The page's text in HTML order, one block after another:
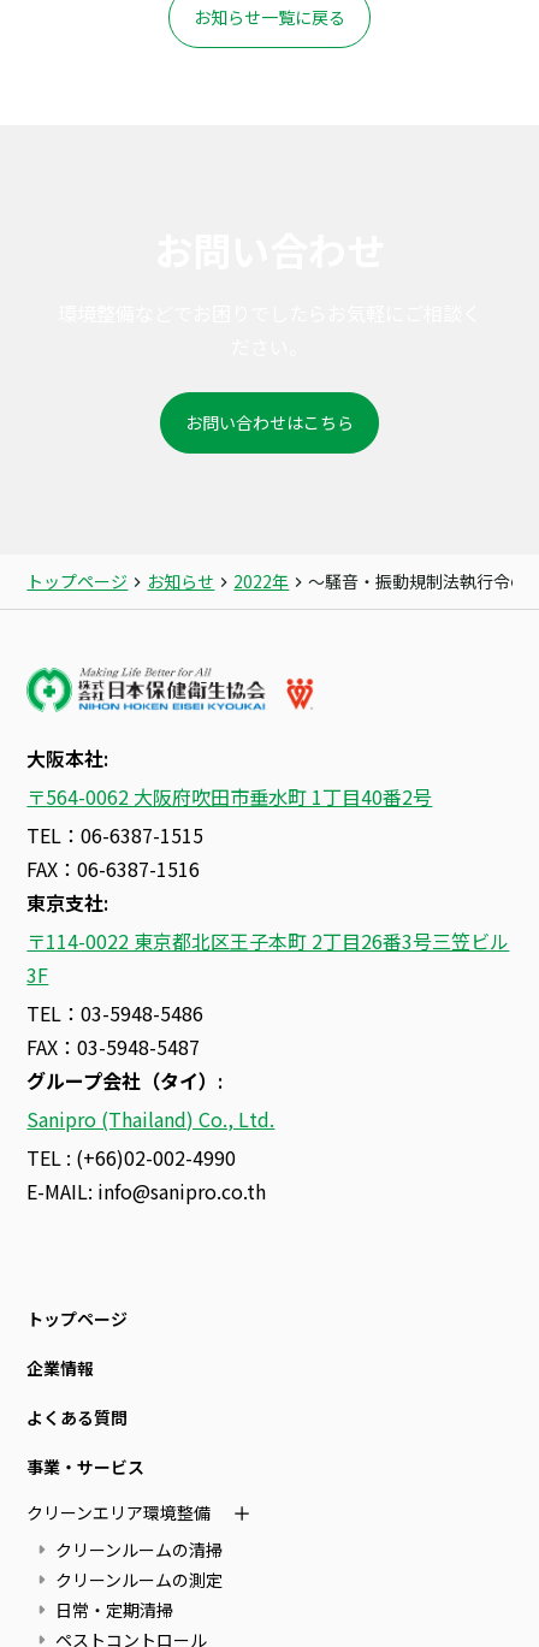
お知らせ一覧に戻る
お問い合わせはこちら
トップページ お知らせ 2022年 ～騒音・振動規制法執行令の
大阪本社:
〒564-0062 大阪府吹田市垂水町 1丁目40番2号
TEL：06-6387-1515
FAX：06-6387-1516
東京支社:
〒114-0022 東京都北区王子本町 2丁目26番3号三笠ビル
3F
TEL：03-5948-5486
FAX：03-5948-5487
グループ会社（タイ） :
Sanipro (Thailand) Co., Ltd.
TEL : (+66)02-002-4990
E-MAIL: info@sanipro.co.th
トップページ
企業情報
よくある質問
事業・サービス
クリーンエリア環境整備
クリーンルームの清掃
クリーンルームの測定
日常・定期清掃
ペストコントロール